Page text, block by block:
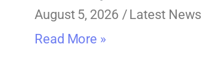
August 5, 2026
Latest News
Read More »